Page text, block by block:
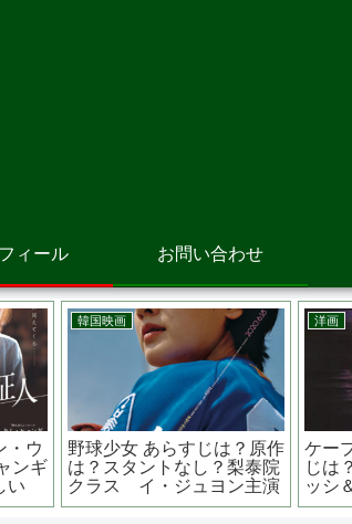
ィール お問い合わせ
あら
？？
アニメ映画
スマーフ スマーフェット
と秘密の大冒険 原作は？
ベルギーの漫画から生まれ
た？
洋画
フォ
想い
は？
リク